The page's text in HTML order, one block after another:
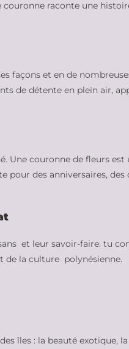
raconte une
façons et en de
de détente en plein air,
Une couronne de fleurs
pour des anniversaires,
et leur savoir-faire. tu
de la culture polynésienne.
îles : la beauté exotique,